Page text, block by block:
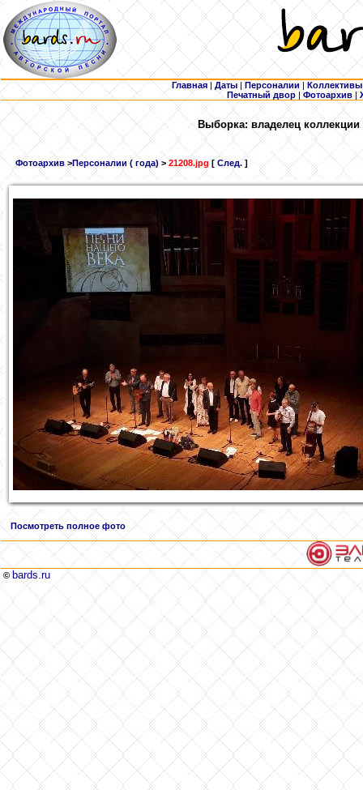
Главная | Даты | Персоналии | Коллективы
Печатный двор |Фотоархив |
Выборка: владелец
Фотоархив >Персоналии ( года) > 21208.jpg [ След. ]
Посмотреть полное фото
© bards.ru